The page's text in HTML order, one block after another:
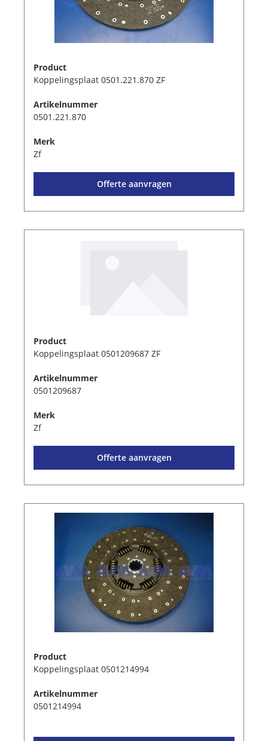
Product
Koppelingsplaat 0501.221.870 ZF
Artikelnummer
0501.221.870
Merk
Zf
Offerte aanvragen
Product
Koppelingsplaat 0501209687 ZF
Artikelnummer
0501209687
Merk
Zf
Offerte aanvragen
Product
Koppelingsplaat 0501214994
Artikelnummer
0501214994